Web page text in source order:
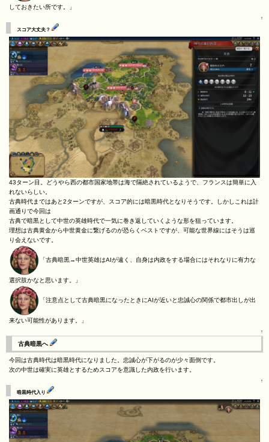
しておきたい所です。」
↑
スコア大丈夫？
43ターン目。どうやら西の都市国家地帯は海で隔絶されているようで、フランスは簡単に入
れないらしい。
古典時代まではあと2ターンですが、スコア的には暗黒時代となりそうです。しかしこれは計
画通りで今回は
古典で暗黒として中世の英雄時代で一気に巻き返していくような形を狙っています。
理想は古典黄金から中世黄金に繋げるのが恐らくベストですが、可能な世界線にはそうは巡
り会えないです。
「古典暗黒→中世英雄はAIが遠く、自身は内政をする場合にはそれなりに有力な
選択肢かなと思います。」
「注意点として古典暗黒になったときにAIが近いと忠誠心の関係で都市出しが出
来ない可能性があります。」
↑
古典暗黒へ
今回は古典時代は暗黒時代になりました。忠誠心が下がるのが少々面倒です。
次の中世は確実に英雄とするためスコアを意識した内政を行います。
↑
暗黒時代入り